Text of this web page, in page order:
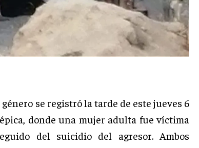
se registró la tarde de este jueves 6
donde una mujer adulta fue víctima
del suicidio del agresor. Ambos